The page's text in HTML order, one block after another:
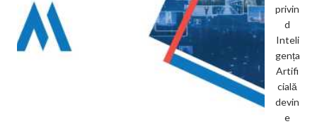
privin
d
Inteli
gența
Artifi
cială
devin
e